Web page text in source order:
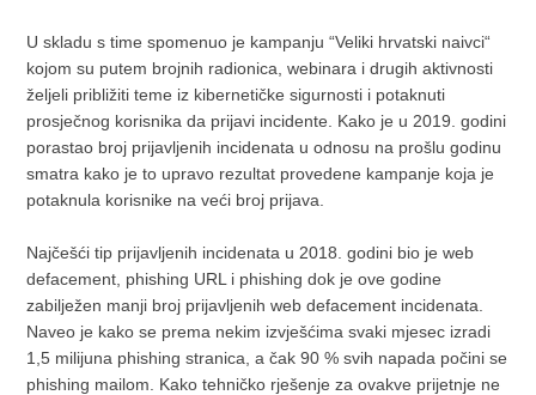
U skladu s time spomenuo je kampanju “Veliki hrvatski naivci“
kojom su putem brojnih radionica, webinara i drugih aktivnosti
željeli približiti teme iz kibernetičke sigurnosti i potaknuti
prosječnog korisnika da prijavi incidente. Kako je u 2019. godini
porastao broj prijavljenih incidenata u odnosu na prošlu godinu
smatra kako je to upravo rezultat provedene kampanje koja je
potaknula korisnike na veći broj prijava.
Najčešći tip prijavljenih incidenata u 2018. godini bio je web
defacement, phishing URL i phishing dok je ove godine
zabilježen manji broj prijavljenih web defacement incidenata.
Naveo je kako se prema nekim izvješćima svaki mjesec izradi
1,5 milijuna phishing stranica, a čak 90 % svih napada počini se
phishing mailom. Kako tehničko rješenje za ovakve prijetnje ne